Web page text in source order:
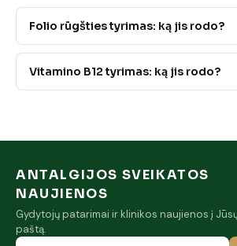
Folio rūgšties tyrimas: ką jis rodo?
Vitamino B12 tyrimas: ką jis rodo?
ANTALGIJOS SVEIKATOS
NAUJIENOS
Gydytojų patarimai ir klinikos naujienos į
paštą.